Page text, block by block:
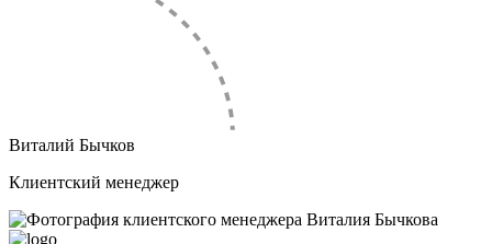
Виталий Бычков
Клиентский менеджер